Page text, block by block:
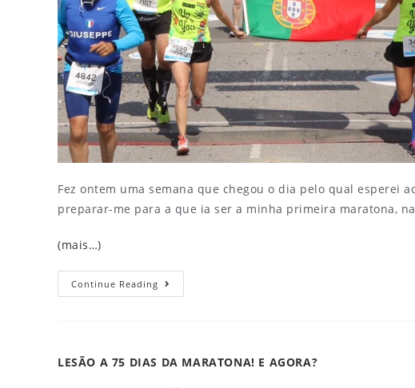
Fez ontem uma semana que chegou o dia pelo qual esperei
preparar-me para a que ia ser a minha primeira maratona,
(mais…)
Continue Reading
LESÃO A 75 DIAS DA MARATONA! E AGORA?